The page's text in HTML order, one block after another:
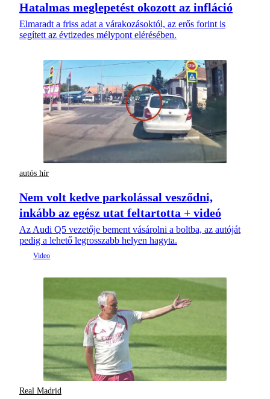
Hatalmas meglepetést okozott az infláció
Elmaradt a friss adat a várakozásoktól, az erős forint is
segített az évtizedes mélypont elérésében.
autós hír
Nem volt kedve parkolással vesződni,
inkább az egész utat feltartotta + videó
Az Audi Q5 vezetője bement vásárolni a boltba, az autóját
pedig a lehető legrosszabb helyen hagyta.
Real Madrid